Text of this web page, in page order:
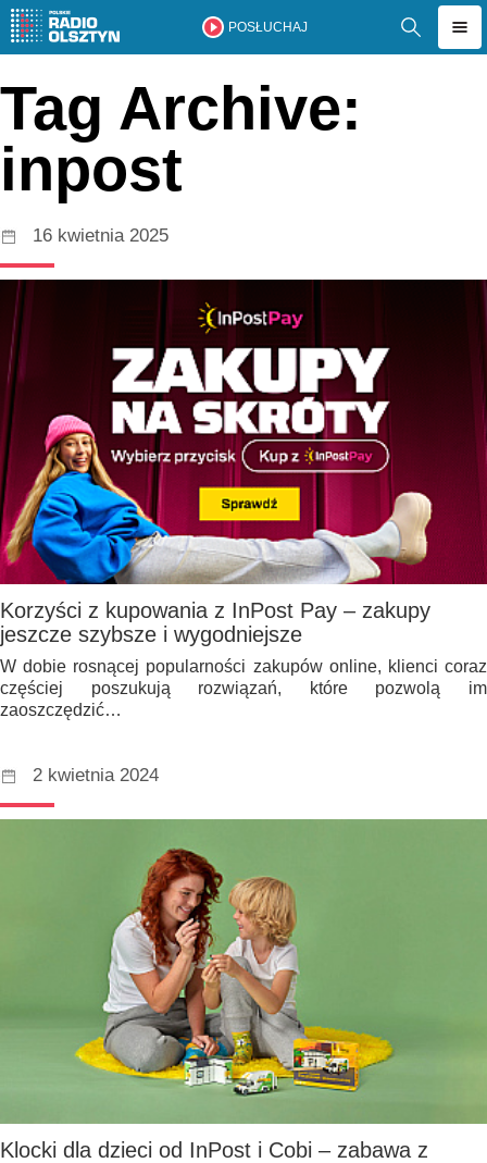
POSŁUCHAJ
Tag Archive:
inpost
16 kwietnia 2025
Korzyści z kupowania z InPost Pay – zakupy
jeszcze szybsze i wygodniejsze
W dobie rosnącej popularności zakupów online, klienci coraz
częściej poszukują rozwiązań, które pozwolą im
zaoszczędzić…
2 kwietnia 2024
Klocki dla dzieci od InPost i Cobi – zabawa z